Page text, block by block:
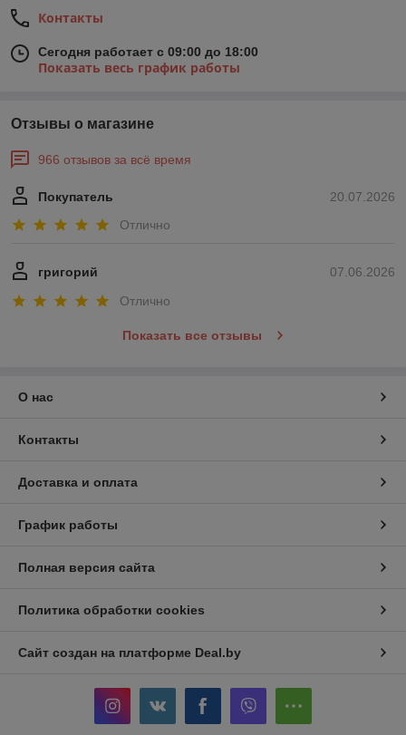
Контакты
Сегодня работает с 09:00 до 18:00
Показать весь график работы
Отзывы о магазине
966 отзывов за всё время
20.07.2026
Покупатель
Отлично
07.06.2026
григорий
Отлично
Показать все отзывы
О нас
Контакты
Доставка и оплата
График работы
Полная версия сайта
Политика обработки cookies
Сайт создан на платформе Deal.by